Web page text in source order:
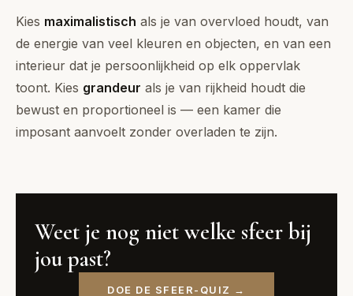
Kies maximalistisch als je van overvloed houdt, van
de energie van veel kleuren en objecten, en van een
interieur dat je persoonlijkheid op elk oppervlak
toont. Kies grandeur als je van rijkheid houdt die
bewust en proportioneel is — een kamer die
imposant aanvoelt zonder overladen te zijn.
Weet je nog niet welke sfeer bij
jou past?
DOE DE SFEER-QUIZ →